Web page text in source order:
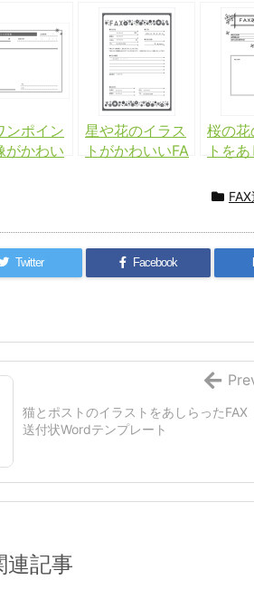
ンポイン
がかわい
星や花のイラス
トがかわいいFA
桜の花
トを
テンプ
Twitter Facebook
猫とポストのイラストをあしらったFAX
送付状Wordテンプレート
連記事